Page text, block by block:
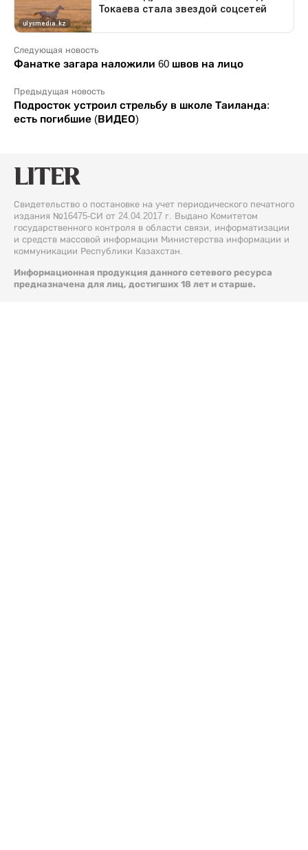
Следующая новость
Фанатке загара наложили 60 швов на лицо
Предыдущая новость
Подросток устроил стрельбу в школе Таиланда:
есть погибшие (ВИДЕО)
Свидетельство о постановке на учет периодического печатного
издания №16475-СИ от 24.04.2017 г. Выдано Комитетом
государственного контроля в области связи, информатизации
и средств массовой информации Министерства информации и
коммуникации Республики Казахстан.
Информационная продукция данного сетевого ресурса
предназначена для лиц, достигших 18 лет и старше.